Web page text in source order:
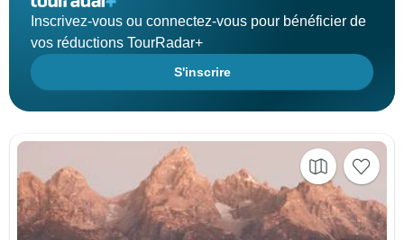
Inscrivez-vous ou connectez-vous pour bénéficier de
vos réductions TourRadar+
S'inscrire